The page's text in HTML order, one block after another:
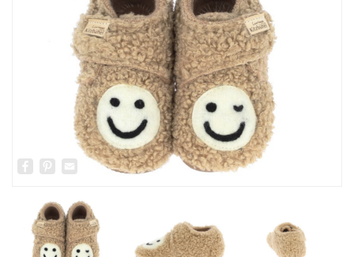
Facebook
Pinterest
Email